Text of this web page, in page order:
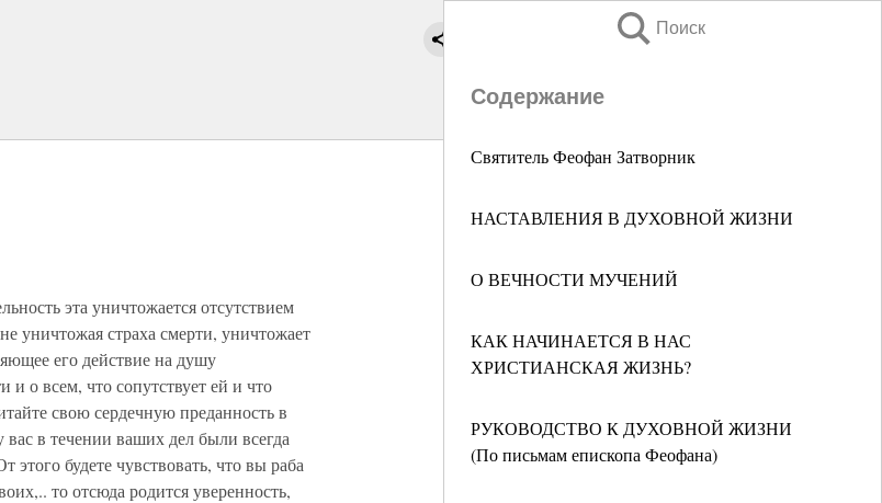
Поиск
Содержание
Святитель Феофан Затворник
НАСТАВЛЕНИЯ В ДУХОВНОЙ ЖИЗНИ
О ВЕЧНОСТИ МУЧЕНИЙ
КАК НАЧИНАЕТСЯ В НАС
ХРИСТИАНСКАЯ ЖИЗНЬ?
РУКОВОДСТВО К ДУХОВНОЙ ЖИЗНИ
(По письмам епископа Феофана)
эта уничтожается отсутствием
уничтожая страха смерти, уничтожает
его действие на душу
о всем, что сопутствует ей и что
свою сердечную преданность в
в течении ваших дел были всегда
этого будете чувствовать, что вы раба
то отсюда родится уверенность,